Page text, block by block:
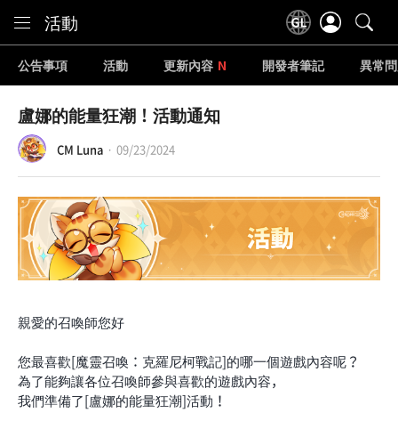
活動
公告事項 活動 更新內容 開發者筆記 異常
盧娜的能量狂潮！活動通知
CM Luna 09/23/2024
親愛的召喚師您好
您最喜歡[魔靈召喚：克羅尼柯戰記]的哪一個遊戲內容呢？
為了能夠讓各位召喚師參與喜歡的遊戲內容，
我們準備了[盧娜的能量狂潮]活動！